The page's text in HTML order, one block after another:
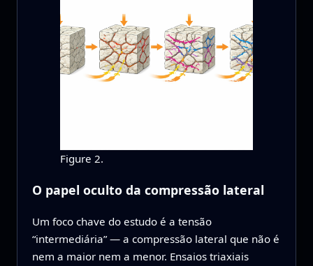
Figure 2.
O papel oculto da compressão lateral
Um foco chave do estudo é a tensão
“intermediária” — a compressão lateral que não é
nem a maior nem a menor. Ensaios triaxiais